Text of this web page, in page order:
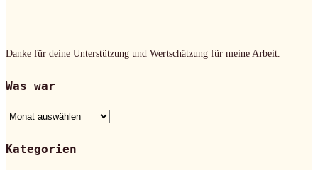
Danke für deine Unterstützung und Wertschätzung für meine Arbeit.
Was war
Was
Kategorien